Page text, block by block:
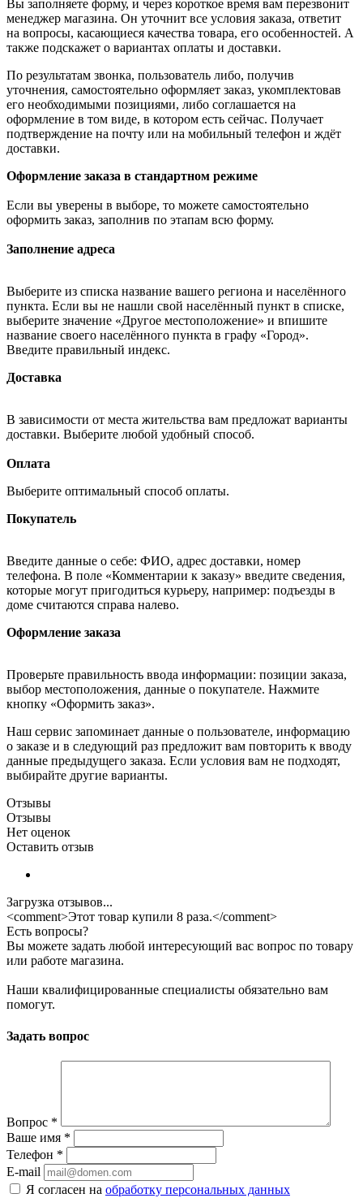
Вы заполняете форму, и через короткое время вам перезвонит
менеджер магазина. Он уточнит все условия заказа, ответит
на вопросы, касающиеся качества товара, его особенностей. А
также подскажет о вариантах оплаты и доставки.
По результатам звонка, пользователь либо, получив
уточнения, самостоятельно оформляет заказ, укомплектовав
его необходимыми позициями, либо соглашается на
оформление в том виде, в котором есть сейчас. Получает
подтверждение на почту или на мобильный телефон и ждёт
доставки.
Оформление заказа в стандартном режиме
Если вы уверены в выборе, то можете самостоятельно
оформить заказ, заполнив по этапам всю форму.
Заполнение адреса
Выберите из списка название вашего региона и населённого
пункта. Если вы не нашли свой населённый пункт в списке,
выберите значение «Другое местоположение» и впишите
название своего населённого пункта в графу «Город».
Введите правильный индекс.
Доставка
В зависимости от места жительства вам предложат варианты
доставки. Выберите любой удобный способ.
Оплата
Выберите оптимальный способ оплаты.
Покупатель
Введите данные о себе: ФИО, адрес доставки, номер
телефона. В поле «Комментарии к заказу» введите сведения,
которые могут пригодиться курьеру, например: подъезды в
доме считаются справа налево.
Оформление заказа
Проверьте правильность ввода информации: позиции заказа,
выбор местоположения, данные о покупателе. Нажмите
кнопку «Оформить заказ».
Наш сервис запоминает данные о пользователе, информацию
о заказе и в следующий раз предложит вам повторить к вводу
данные предыдущего заказа. Если условия вам не подходят,
выбирайте другие варианты.
Отзывы
Отзывы
Нет оценок
Оставить отзыв
Загрузка отзывов...
<comment>Этот товар купили 8 раза.</comment>
Есть вопросы?
Вы можете задать любой интересующий вас вопрос по товару
или работе магазина.
Наши квалифицированные специалисты обязательно вам
помогут.
Задать вопрос
Вопрос *
Ваше имя *
Телефон *
E-mail
Я согласен на обработку персональных данных